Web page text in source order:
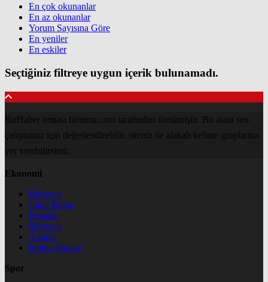
En çok okunanlar
En az okunanlar
Yorum Sayısına Göre
En yeniler
En eskiler
Seçtiğiniz filtreye uygun içerik bulunamadı.
BirHaber teması birtema.com tarafından üretilmiştir. Bu alanı seo
çalışmanız için değerlendirebilir, siteniz ile alakalı kelime gruplarına
yer verebilirsiniz.
Ekonomi
Haberler
Canlı Borsa
Hisseler
Dövizler
Altınlar
Kripto Paralar
Spor